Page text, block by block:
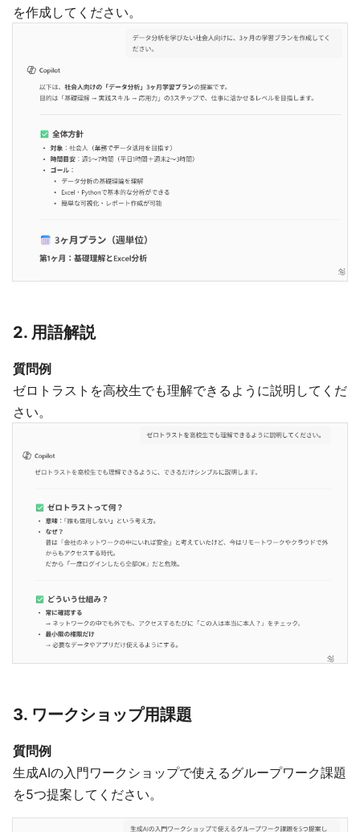
を作成してください。
2. 用語解説
質問例
ゼロトラストを高校生でも理解できるように説明してくだ
さい。
3. ワークショップ用課題
質問例
生成AIの入門ワークショップで使えるグループワーク課題
を5つ提案してください。